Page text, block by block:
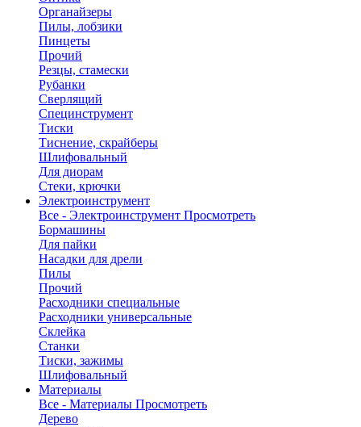
Органайзеры
Пилы, лобзики
Пинцеты
Прочий
Резцы, стамески
Рубанки
Сверлящий
Специнструмент
Тиски
Тиснение, скрайберы
Шлифовальный
Для диорам
Стеки, крючки
Электроинструмент
Все - Электроинструмент Просмотреть
Бормашины
Для пайки
Насадки для дрели
Пилы
Прочий
Расходники специальные
Расходники универсальные
Склейка
Станки
Тиски, зажимы
Шлифовальный
Материалы
Все - Материалы Просмотреть
Дерево